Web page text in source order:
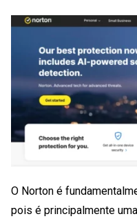
O Norton é
pois é principalmente